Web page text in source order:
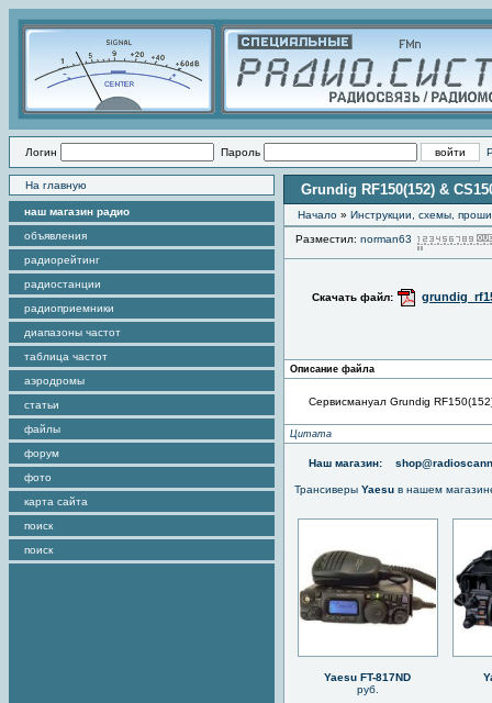
Логин Пароль
На главную
наш магазин радио
объявления
радиорейтинг
радиостанции
радиоприемники
диапазоны частот
таблица частот
аэродромы
статьи
файлы
форум
фото
карта сайта
поиск
поиск
Grundig RF150(152) &
Начало » Инструкции, схемы,
Разместил: norman63
Скачать файл:
Описание файла
Сервисмануал Grundig
Цитата
Наш магазин:
Трансиверы Yaesu в нашем
Yaesu FT-817ND
руб.